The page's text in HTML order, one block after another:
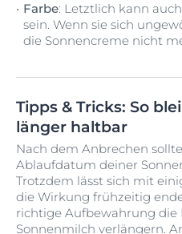
Farbe: Letztlich kann
sein. Wenn sie sich
die Sonnencreme nicht
Tipps & Tricks: So
länger haltbar
Nach dem Anbrechen
Ablaufdatum deiner
Trotzdem lässt sich mit
die Wirkung frühzeitig
richtige Aufbewahrung die
Sonnenmilch verlängern.